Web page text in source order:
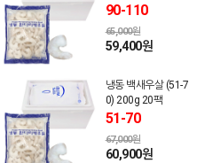
90-110
65,000원
59,400원
냉동 백새우살 (51-7
0) 200g 20팩
51-70
67,000원
60,900원